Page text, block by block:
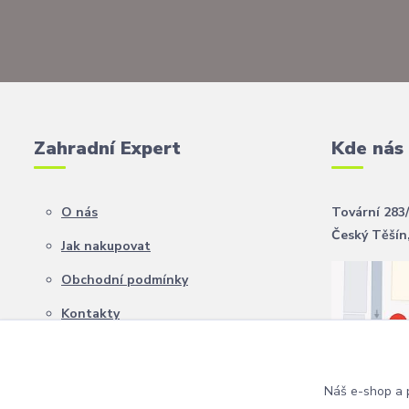
Zahradní Expert
O nás
Jak nakupovat
Obchodní podmínky
Kontakty
Kde
Tovární
Český
Náš e-shop a